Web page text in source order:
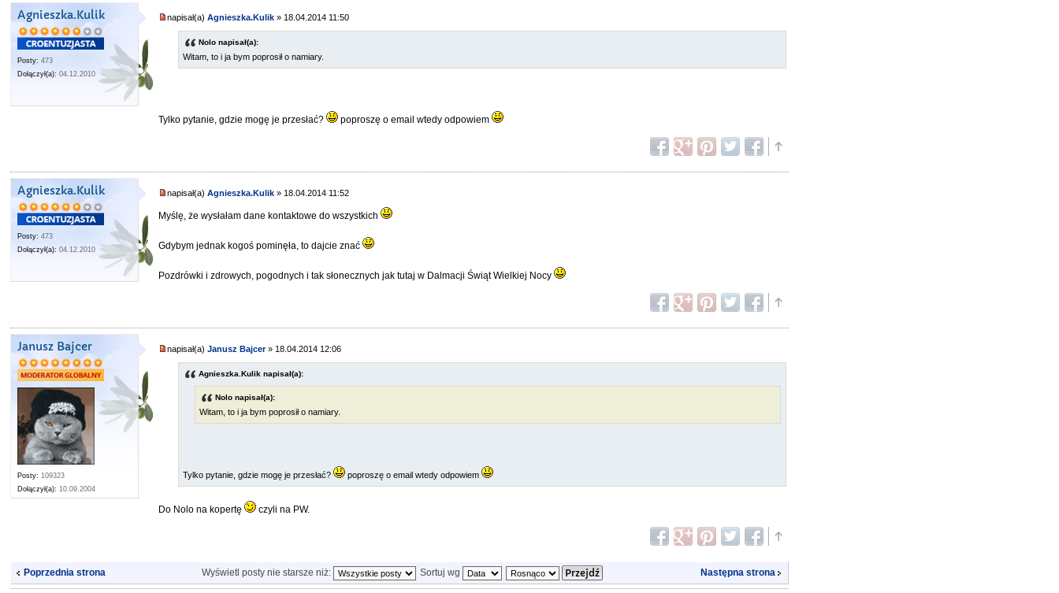
Agnieszka.Kulik
Posty: 473
Dołączył(a): 04.12.2010
napisał(a)Agnieszka.Kulik » 18.04.2014 11:50
Nolo napisał(a):
Witam, to i ja bym poprosił o namiary.
Tylko pytanie, gdzie mogę je przesłać? poproszę o email wtedy odpowiem
Agnieszka.Kulik
Posty: 473
Dołączył(a): 04.12.2010
napisał(a)Agnieszka.Kulik » 18.04.2014 11:52
Myślę, że wysłałam dane kontaktowe do wszystkich
Gdybym jednak kogoś pominęła, to dajcie znać
Pozdrówki i zdrowych, pogodnych i tak słonecznych jak tutaj w Dalmacji Świąt Wielkiej Nocy
Janusz Bajcer
Posty: 109323
Dołączył(a): 10.09.2004
napisał(a)Janusz Bajcer» 18.04.2014 12:06
Agnieszka.Kulik napisał(a):
Nolo napisał(a):
Witam, to i ja bym poprosił o namiary.
Tylko pytanie, gdzie mogę je przesłać? poproszę o email wtedy odpowiem
Do Nolo na kopertę czyli na PW.
Poprzednia strona Następna strona
Wyświetl posty nie starsze niż: Sortuj wg